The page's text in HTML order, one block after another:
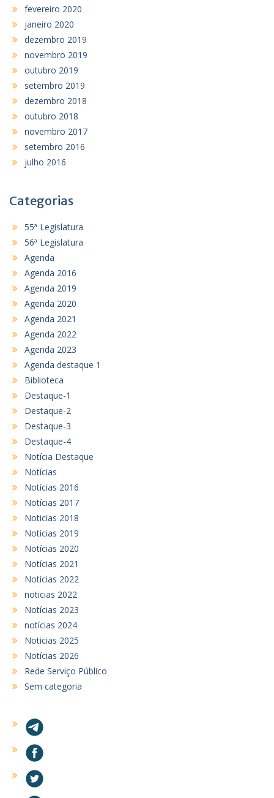
fevereiro 2020
janeiro 2020
dezembro 2019
novembro 2019
outubro 2019
setembro 2019
dezembro 2018
outubro 2018
novembro 2017
setembro 2016
julho 2016
Categorias
55ª Legislatura
56ª Legislatura
Agenda
Agenda 2016
Agenda 2019
Agenda 2020
Agenda 2021
Agenda 2022
Agenda 2023
Agenda destaque 1
Biblioteca
Destaque-1
Destaque-2
Destaque-3
Destaque-4
Notícia Destaque
Notícias
Notícias 2016
Notícias 2017
Noticias 2018
Notícias 2019
Notícias 2020
Notícias 2021
Notícias 2022
noticias 2022
Notícias 2023
notícias 2024
Noticias 2025
Notícias 2026
Rede Serviço Público
Sem categoria